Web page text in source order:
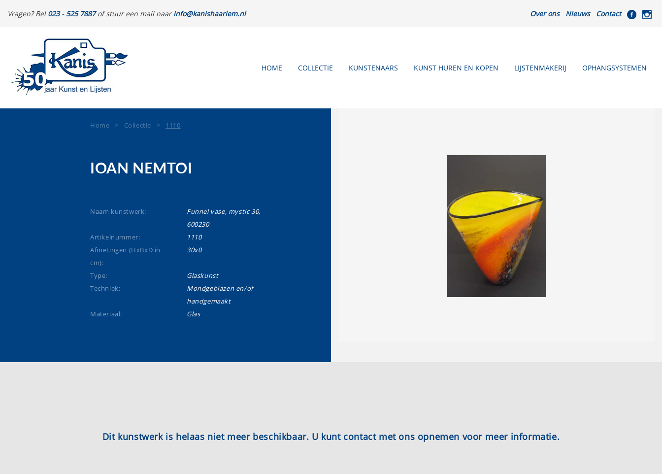
Vragen? Bel 023 - 525 7887of stuur een mail naarinfo@kanishaarlem.nl Over ons Nieuws Contact
HOME COLLECTIE KUNSTENAARS KUNST HUREN EN KOPEN LIJSTENMAKERIJ OPHANGSYSTEMEN
Home > Collectie > 1110
IOAN NEMTOI
Naam kunstwerk:
Funnel vase, mystic 30,
600230
Artikelnummer:
1110
Afmetingen (HxBxD in
cm):
30x0
Type:
Glaskunst
Techniek:
Mondgeblazen en/of
handgemaakt
Materiaal:
Glas
Dit kunstwerk is helaas niet meer beschikbaar. U kunt contact met ons opnemen voor meer informatie.